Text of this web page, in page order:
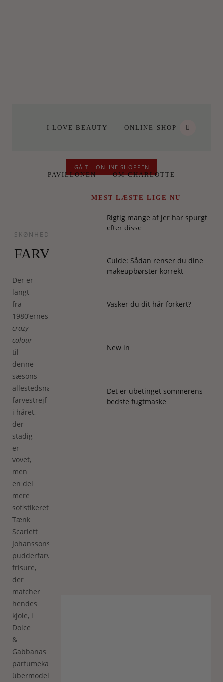
I LOVE BEAUTY ONLINE-SHOP
PAVILLONEN OM CHARLOTTE
GÅ TIL ONLINE SHOPPEN
SKØNHED
FARVESTREJF
Der er
langt
fra
1980’ernes
crazy
colour
til
denne
sæsons
allestedsnærværende
farvestrejf
i håret,
der
stadig
er
vovet,
men
en del
mere
sofistikeret.
Tænk
Scarlett
Johanssons
pudderfarvede
frisure,
der
matcher
hendes
kjole, i
Dolce
&
Gabbanas
parfumekampagne,
übermodellen
MEST LÆSTE LIGE NU
Rigtig mange af jer har spurgt
efter disse
Guide: Sådan renser du dine
makeupbørster korrekt
Vasker du dit hår forkert?
New in
Det er ubetinget sommerens
bedste fugtmaske